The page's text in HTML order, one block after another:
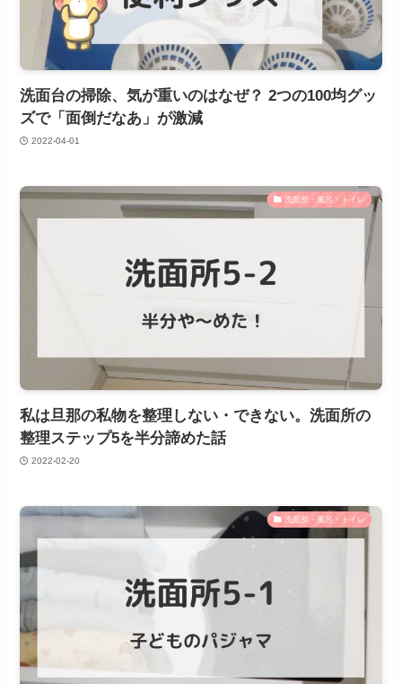
洗面台の掃除、気が重いのはなぜ？ 2つの100均グッ
ズで「面倒だなあ」が激減
2022-04-01
洗面所・風呂・トイレ
私は旦那の私物を整理しない・できない。洗面所の
整理ステップ5を半分諦めた話
2022-02-20
洗面所・風呂・トイレ